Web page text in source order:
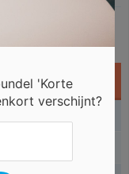
'Korte
verschijnt?